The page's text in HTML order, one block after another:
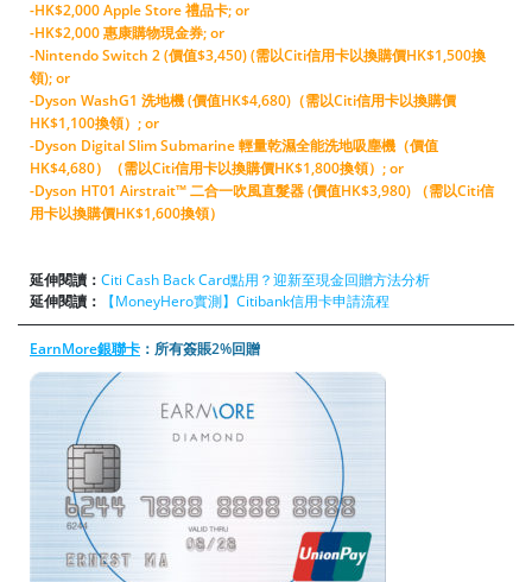
-HK$2,000 Apple Store 禮品卡; or
-HK$2,000 惠康購物現金券; or
-Nintendo Switch 2 (價值$3,450) (需以Citi信用卡以換購價HK$1,500換
領); or
-Dyson WashG1 洗地機 (價值HK$4,680)（需以Citi信用卡以換購價
HK$1,100換領）; or
-Dyson Digital Slim Submarine 輕量乾濕全能洗地吸塵機（價值
HK$4,680）（需以Citi信用卡以換購價HK$1,800換領）; or
-Dyson HT01 Airstrait™ 二合一吹風直髮器 (價值HK$3,980) （需以Citi信
用卡以換購價HK$1,600換領）
延伸閱讀： Citi Cash Back Card點用？迎新至現金回贈方法分析
延伸閱讀：
【MoneyHero實測】Citibank信用卡申請流程
EarnMore銀聯卡 ：所有簽賬2%回贈